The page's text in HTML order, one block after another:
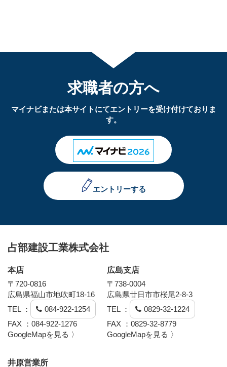
求職者の方へ
マイナビまたは本サイトにてエントリーを受け付けておりま
す。
エントリーする
占部建設工業株式会社
本店
〒720-0816
広島県福山市地吹町18-16
TEL ：
084-922-1254
FAX ：084-922-1276
GoogleMapを見る 〉
広島支店
〒738-0004
広島県廿日市市桜尾2-8-3
TEL ：
0829-32-1224
FAX ：0829-32-8779
GoogleMapを見る 〉
井原営業所